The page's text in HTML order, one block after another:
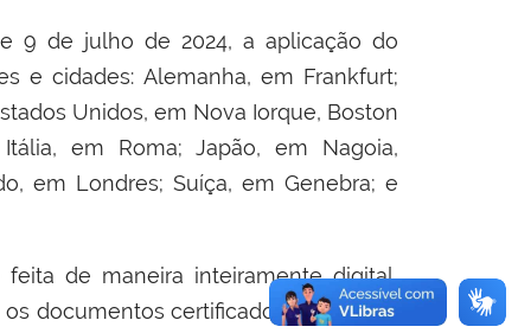
9 de julho de 2024, a aplicação do
e cidades: Alemanha, em Frankfurt;
Unidos, em Nova Iorque, Boston
em Roma; Japão, em Nagoia,
em Londres; Suíça, em Genebra; e
de maneira inteiramente digital,
documentos certificadores também